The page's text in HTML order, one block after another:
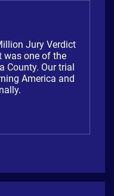
Jury Verdict
was one of the
County. Our trial
America and